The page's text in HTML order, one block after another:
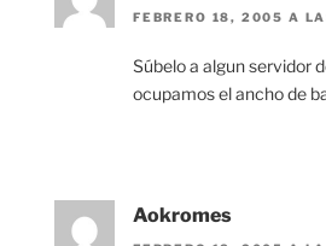
FEBRERO 18, 2005 A
Súbelo a algun servidor
ocupamos el ancho de
Aokromes